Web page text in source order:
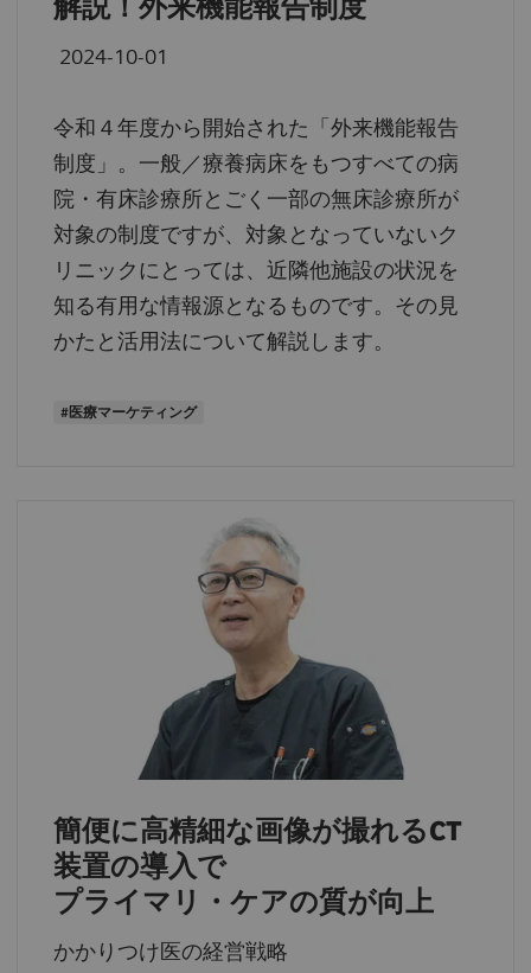
解説！外来機能報告制度
2024-10-01
令和４年度から開始された「外来機能報告
制度」。一般／療養病床をもつすべての病
院・有床診療所とごく一部の無床診療所が
対象の制度ですが、対象となっていないク
リニックにとっては、近隣他施設の状況を
知る有用な情報源となるものです。その見
かたと活用法について解説します。
#医療マーケティング
簡便に高精細な画像が撮れるCT
装置の導入で
プライマリ・ケアの質が向上
かかりつけ医の経営戦略